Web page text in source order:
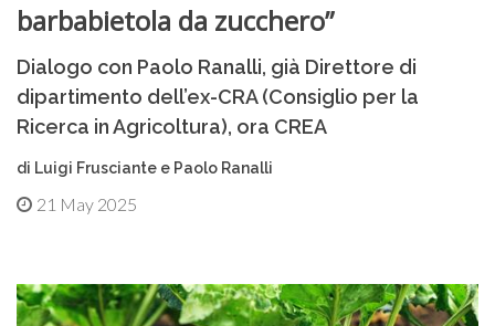
barbabietola da zucchero”
Dialogo con Paolo Ranalli, già Direttore di
dipartimento dell’ex-CRA (Consiglio per la
Ricerca in Agricoltura), ora CREA
di Luigi Frusciante e Paolo Ranalli
21 May 2025